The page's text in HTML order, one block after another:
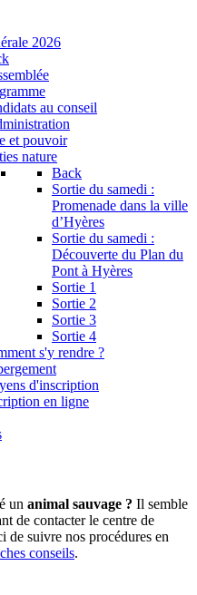
2026
au conseil
et pouvoir
nature
Back
Sortie du samedi :
Promenade dans la ville
d’Hyères
Sortie du samedi :
Découverte du Plan du
Pont à Hyères
Sortie 1
Sortie 2
Sortie 3
Sortie 4
s'y rendre ?
d'inscription
en ligne
un animal sauvage ? Il semble
de contacter le centre de
de suivre nos procédures en
conseils.